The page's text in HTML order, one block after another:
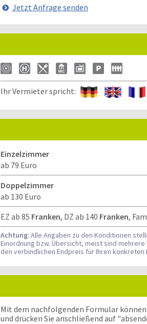
Jetzt Anfrage senden
Ihr Vermieter spricht:
Einzelzimmer
ab 79 Euro
Doppelzimmer
ab 130 Euro
EZ ab 85 Franken, DZ ab 140 Franken,
Achtung: Alle Angaben zu den Konditionen
Einordnung bzw. Übersicht, meist sind
den verbindlichen Endpreis für Ihren konkreten
Mit dem nachfolgenden Formular
und drücken Sie anschließend auf